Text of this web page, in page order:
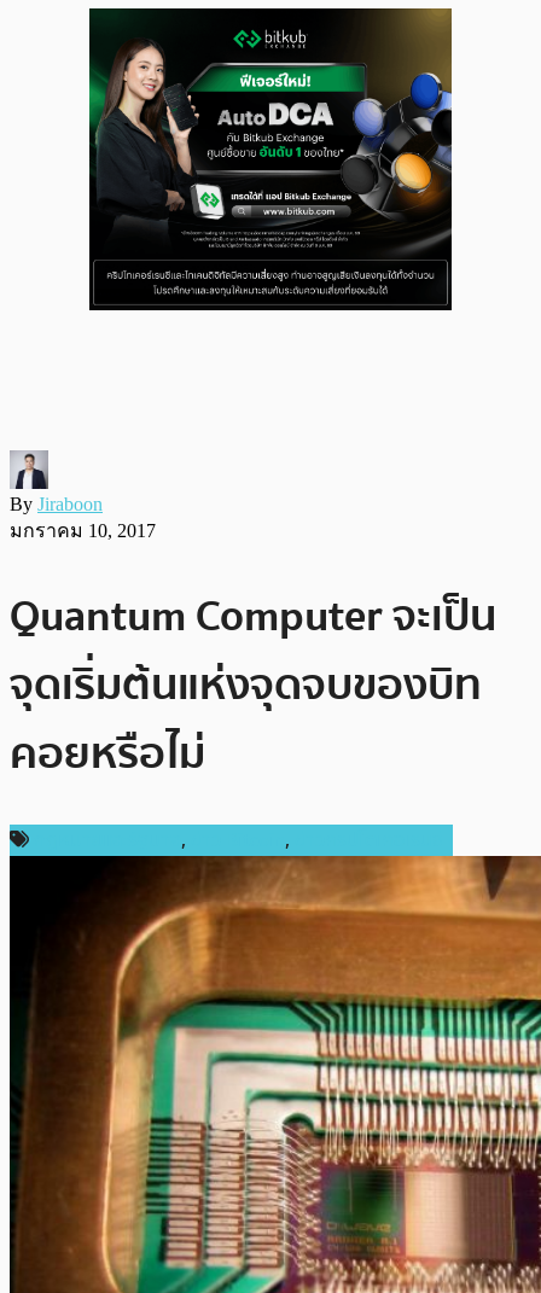
By Jiraboon
มกราคม 10, 2017
Quantum Computer จะเป็น
จุดเริ่มต้นแห่งจุดจบของบิท
คอยหรือไม่
, ,